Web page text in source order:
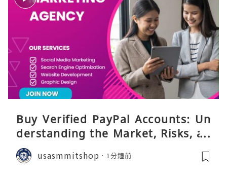
Buy Verified PayPal Accounts: Un
derstanding the Market, Risks, an
d Safer Alternatives
usasmmitshop 1分鐘前